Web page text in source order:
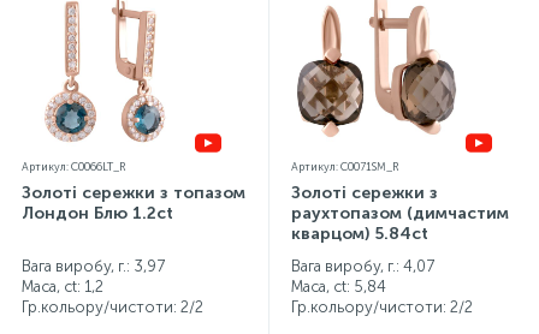
Артикул: C0066LT_R
Золоті сережки з топазом
Лондон Блю 1.2ct
Вага виробу, г.: 3,97
Маса, ct: 1,2
Гр.кольору/чистоти: 2/2
Артикул: C0071SM_R
Золоті сережки з
раухтопазом (димчастим
кварцом) 5.84ct
Вага виробу, г.: 4,07
Маса, ct: 5,84
Гр.кольору/чистоти: 2/2